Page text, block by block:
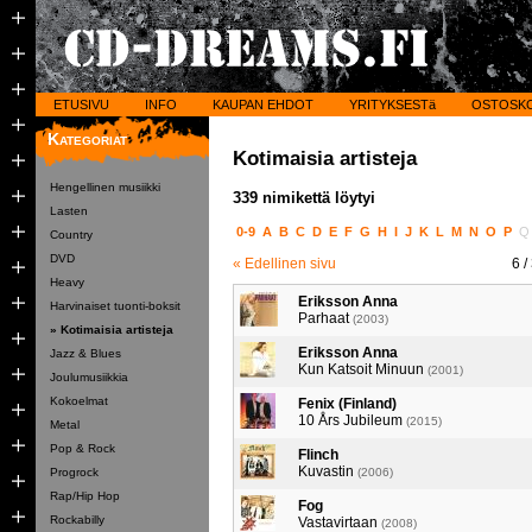
ETUSIVU INFO KAUPAN EHDOT YRITYKSESTä
Kategoriat
Hengellinen musiikki
Lasten
Country
DVD
Heavy
Harvinaiset tuonti-boksit
» Kotimaisia artisteja
Jazz & Blues
Joulumusiikkia
Kokoelmat
Metal
Pop & Rock
Progrock
Rap/Hip Hop
Rockabilly
Kotimaisia artisteja
339 nimikettä löytyi
0-9 A B C D E F G H I J K L M N O P Q
« Edellinen sivu 6 /
Eriksson Anna
Parhaat(2003)
Eriksson Anna
Kun Katsoit Minuun (2001)
Fenix (Finland)
10 Års Jubileum (2015)
Flinch
Kuvastin (2006)
Fog
Vastavirtaan (2008)